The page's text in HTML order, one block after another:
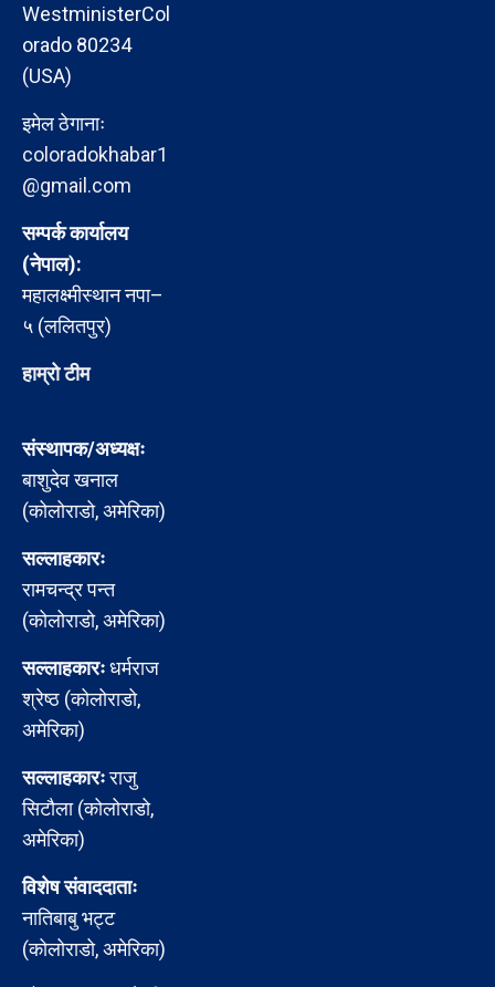
WestministerCol
orado 80234
(USA)
इमेल ठेगानाः
coloradokhabar1
@gmail.com
सम्पर्क कार्यालय
(नेपाल):
महालक्ष्मीस्थान नपा–
५ (ललितपुर)
हाम्रो टीम
संस्थापक/अध्यक्षः
बाशुदेव खनाल
(कोलोराडो, अमेरिका)
सल्लाहकारः
रामचन्द्र पन्त
(कोलोराडो, अमेरिका)
सल्लाहकारःधर्मराज
श्रेष्ठ (कोलोराडो,
अमेरिका)
सल्लाहकारःराजु
सिटौला (कोलोराडो,
अमेरिका)
विशेष संवाददाताः
नातिबाबु भट्ट
(कोलोराडो, अमेरिका)